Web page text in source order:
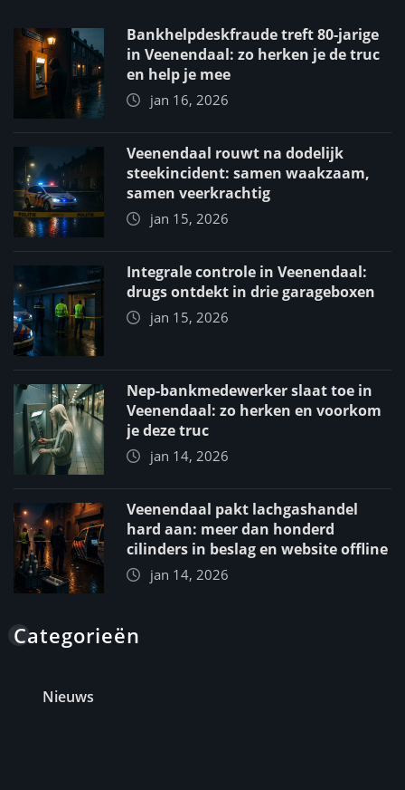
Bankhelpdeskfraude treft 80-jarige
in Veenendaal: zo herken je de truc
en help je mee
jan 16, 2026
Veenendaal rouwt na dodelijk
steekincident: samen waakzaam,
samen veerkrachtig
jan 15, 2026
Integrale controle in Veenendaal:
drugs ontdekt in drie garageboxen
jan 15, 2026
Nep-bankmedewerker slaat toe in
Veenendaal: zo herken en voorkom
je deze truc
jan 14, 2026
Veenendaal pakt lachgashandel
hard aan: meer dan honderd
cilinders in beslag en website offline
jan 14, 2026
Categorieën
Nieuws